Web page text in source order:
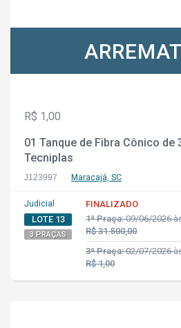
R$ 1,00
01 Tanque de Fibra Cônico de
Tecniplas
J123997 Maracajá, SC
Judicial
LOTE 13
3 PRAÇAS
FINALIZADO
1ª Praça:09/06/2026
R$ 31.500,00
3ª Praça:02/07/2026
R$ 1,00